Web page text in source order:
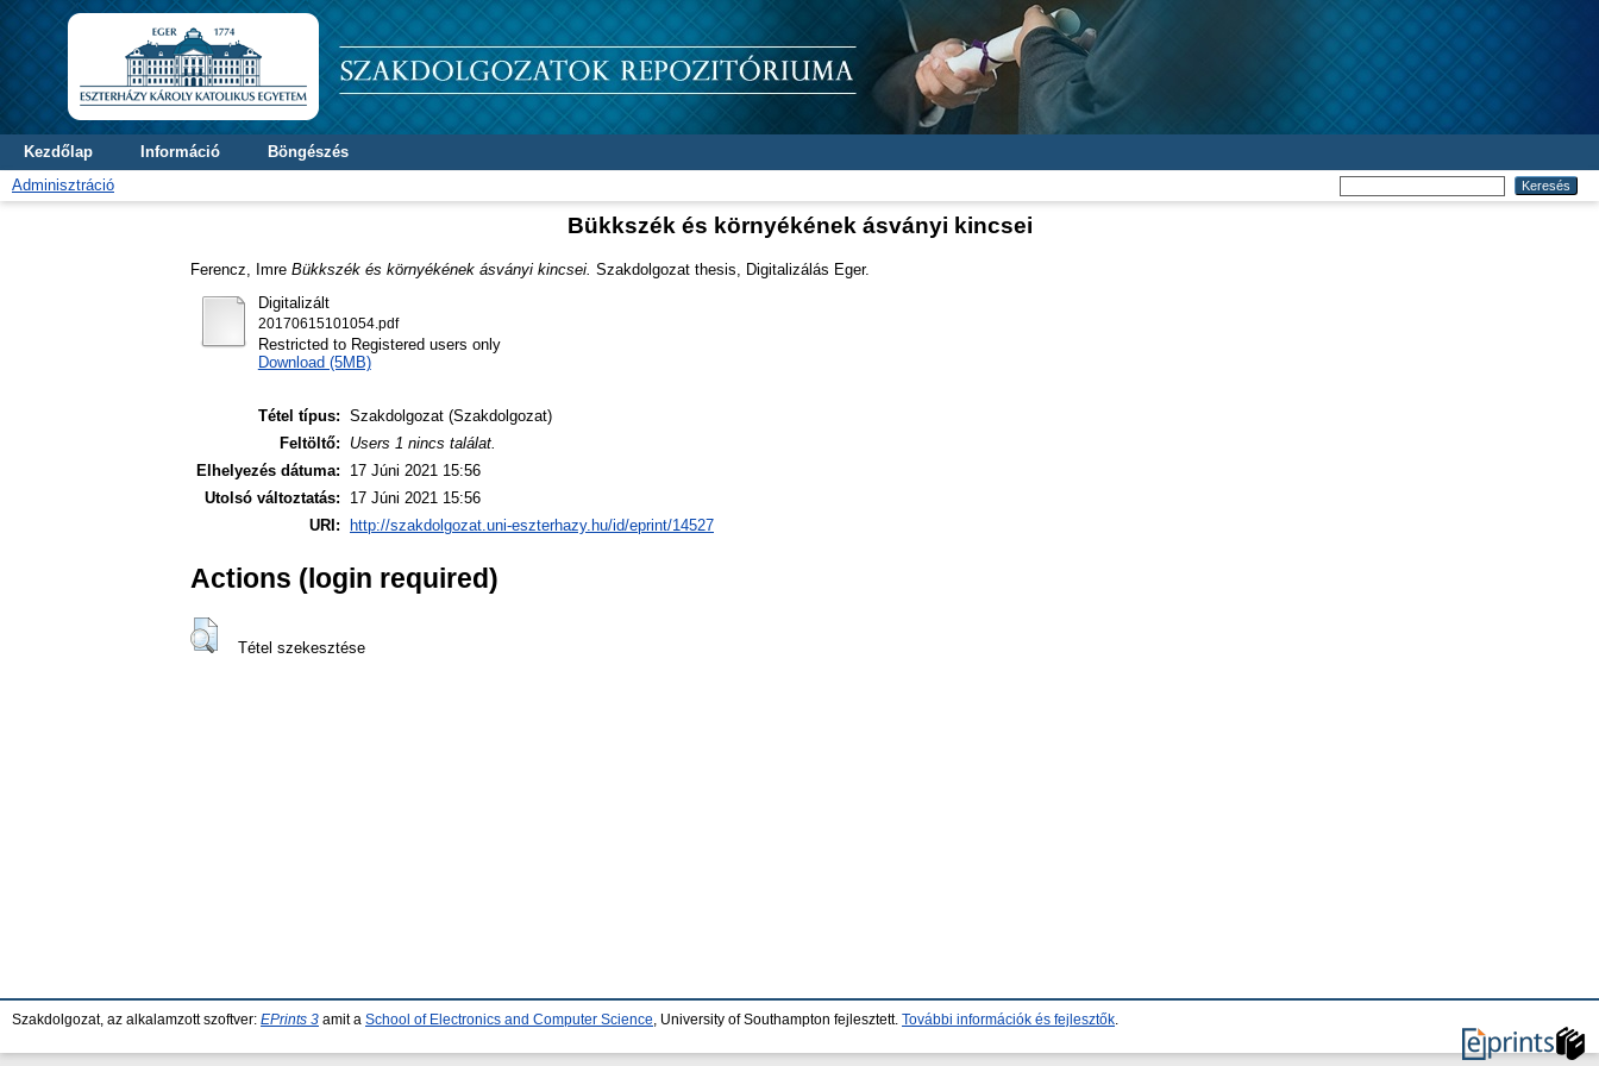
Kezdőlap Információ
Böngészés
Adminisztráció
Bükkszék és környékének ásványi kincsei
Ferencz, Imre Bükkszék és környékének ásványi kincsei. Szakdolgozat thesis, Digitalizálás Eger.
Digitalizált
20170615101054.pdf
Restricted to Registered users only
Download (5MB)
Tétel típus: Szakdolgozat (Szakdolgozat)
Feltöltő:
Users 1 nincs találat.
Elhelyezés dátuma:
17 Júni 2021 15:56
Utolsó változtatás:
17 Júni 2021 15:56
URI:
http://szakdolgozat.uni-eszterhazy.hu/id/eprint/14527
Actions (login required)
Tétel szekesztése
Szakdolgozat, az alkalamzott szoftver: EPrints 3 amit a School of Electronics and Computer Science , University of Southampton fejlesztett. További információk és fejlesztők